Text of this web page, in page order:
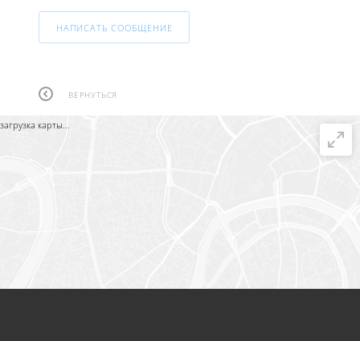
НАПИСАТЬ СООБЩЕНИЕ
ВЕРНУТЬСЯ
загрузка карты...